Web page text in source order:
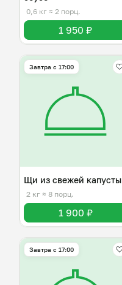
0,6 кг ≈ 2 порц.
1 950 ₽
Завтра c 17:00
Щи из свежей капусты
2 кг ≈ 8 порц.
1 900 ₽
Завтра c 17:00